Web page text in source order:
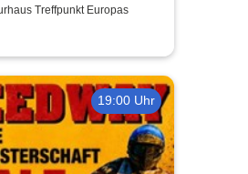
Treffpunkt Europas
19:00 Uhr